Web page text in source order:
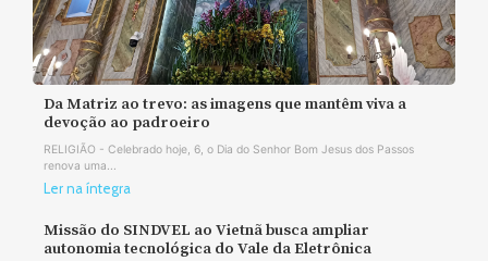
Da Matriz ao trevo: as imagens que mantêm viva a
devoção ao padroeiro
RELIGIÃO - Celebrado hoje, 6, o Dia do Senhor Bom Jesus dos Passos
renova uma...
Ler na íntegra
Missão do SINDVEL ao Vietnã busca ampliar
autonomia tecnológica do Vale da Eletrônica